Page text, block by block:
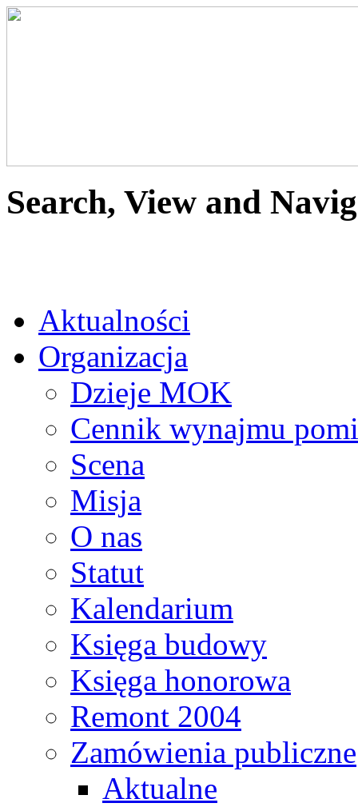
Search, View and
Aktualności
Organizacja
Dzieje MOK
Cennik wynajmu
Scena
Misja
O nas
Statut
Kalendarium
Księga budowy
Księga honorowa
Remont 2004
Zamówienia publiczne
Aktualne